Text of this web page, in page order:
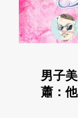
男子
蕭：